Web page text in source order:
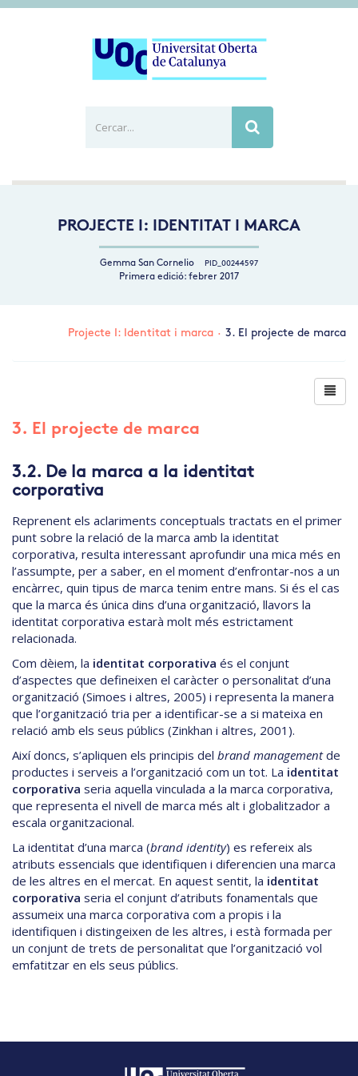
PROJECTE I: IDENTITAT I MARCA
Gemma San Cornelio PID_00244597
Primera edició: febrer 2017
Projecte I: Identitat i marca · 3. El projecte de marca
3. El projecte de marca
3.2. De la marca a la identitat
corporativa
Reprenent els aclariments conceptuals tractats en el primer
punt sobre la relació de la marca amb la identitat
corporativa, resulta interessant aprofundir una mica més en
l’assumpte, per a saber, en el moment d’enfrontar-nos a un
encàrrec, quin tipus de marca tenim entre mans. Si és el cas
que la marca és única dins d’una organització, llavors la
identitat corporativa estarà molt més estrictament
relacionada.
Com dèiem, la identitat corporativa és el conjunt
d’aspectes que defineixen el caràcter o personalitat d’una
organització (Simoes i altres, 2005) i representa la manera
que l’organització tria per a identificar-se a si mateixa en
relació amb els seus públics (Zinkhan i altres, 2001).
Així doncs, s’apliquen els principis del brand managementde
productes i serveis a l’organització com un tot. La identitat
corporativa seria aquella vinculada a la marca corporativa,
que representa el nivell de marca més alt i globalitzador a
escala organitzacional.
La identitat d’una marca (brand identity) es refereix als
atributs essencials que identifiquen i diferencien una marca
de les altres en el mercat. En aquest sentit, la identitat
corporativa seria el conjunt d’atributs fonamentals que
assumeix una marca corporativa com a propis i la
identifiquen i distingeixen de les altres, i està formada per
un conjunt de trets de personalitat que l’organització vol
emfatitzar en els seus públics.